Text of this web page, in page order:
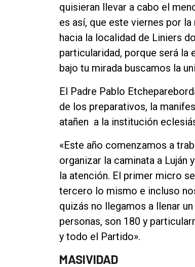
quisieran llevar a cabo el
es así, que este viernes por
hacia la localidad de Liniers
particularidad, porque será la
bajo tu mirada buscamos la
El Padre Pablo
de los preparativos, la
atañen a la institución
«Este año comenzamos a
organizar la caminata a Luján
la atención. El primer micro
tercero lo mismo e incluso
quizás no llegamos a llenar
personas, son 180 y
y todo el Partido».
MASIVIDAD